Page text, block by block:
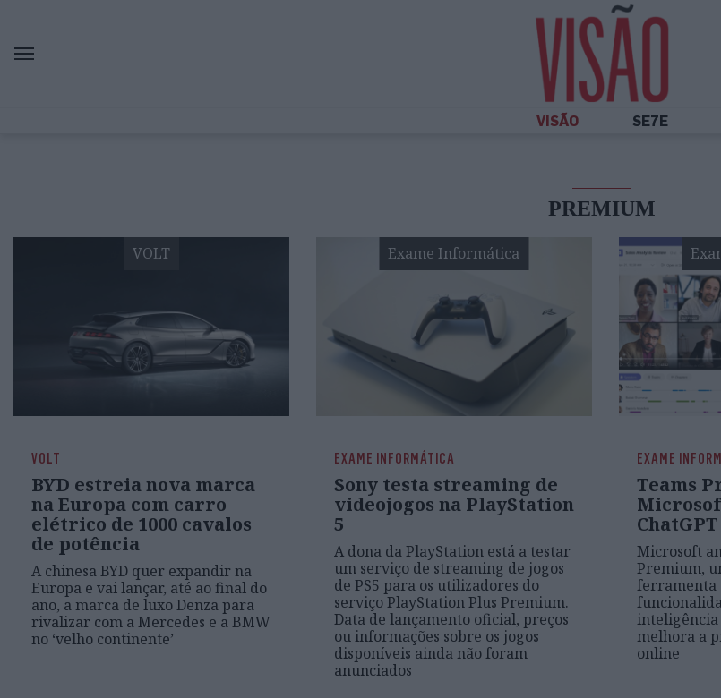
VISÃO SE7E
PREMIUM
VOLT
VOLT
BYD estreia nova marca
na Europa com carro
elétrico de 1000 cavalos
de potência
A chinesa BYD quer expandir na
Europa e vai lançar, até ao final do
ano, a marca de luxo Denza para
rivalizar com a Mercedes e a BMW
no ‘velho continente’
Exame Informática
EXAME INFORMÁTICA
Sony testa streaming de
videojogos na PlayStation
5
A dona da PlayStation está a testar
um serviço de streaming de jogos
de PS5 para os utilizadores do
serviço PlayStation Plus Premium.
Data de lançamento oficial, preços
ou informações sobre os jogos
disponíveis ainda não foram
anunciados
EXAME
Teams
ChatGPT
Microsoft
Premium,
ferramenta
melhora a
online